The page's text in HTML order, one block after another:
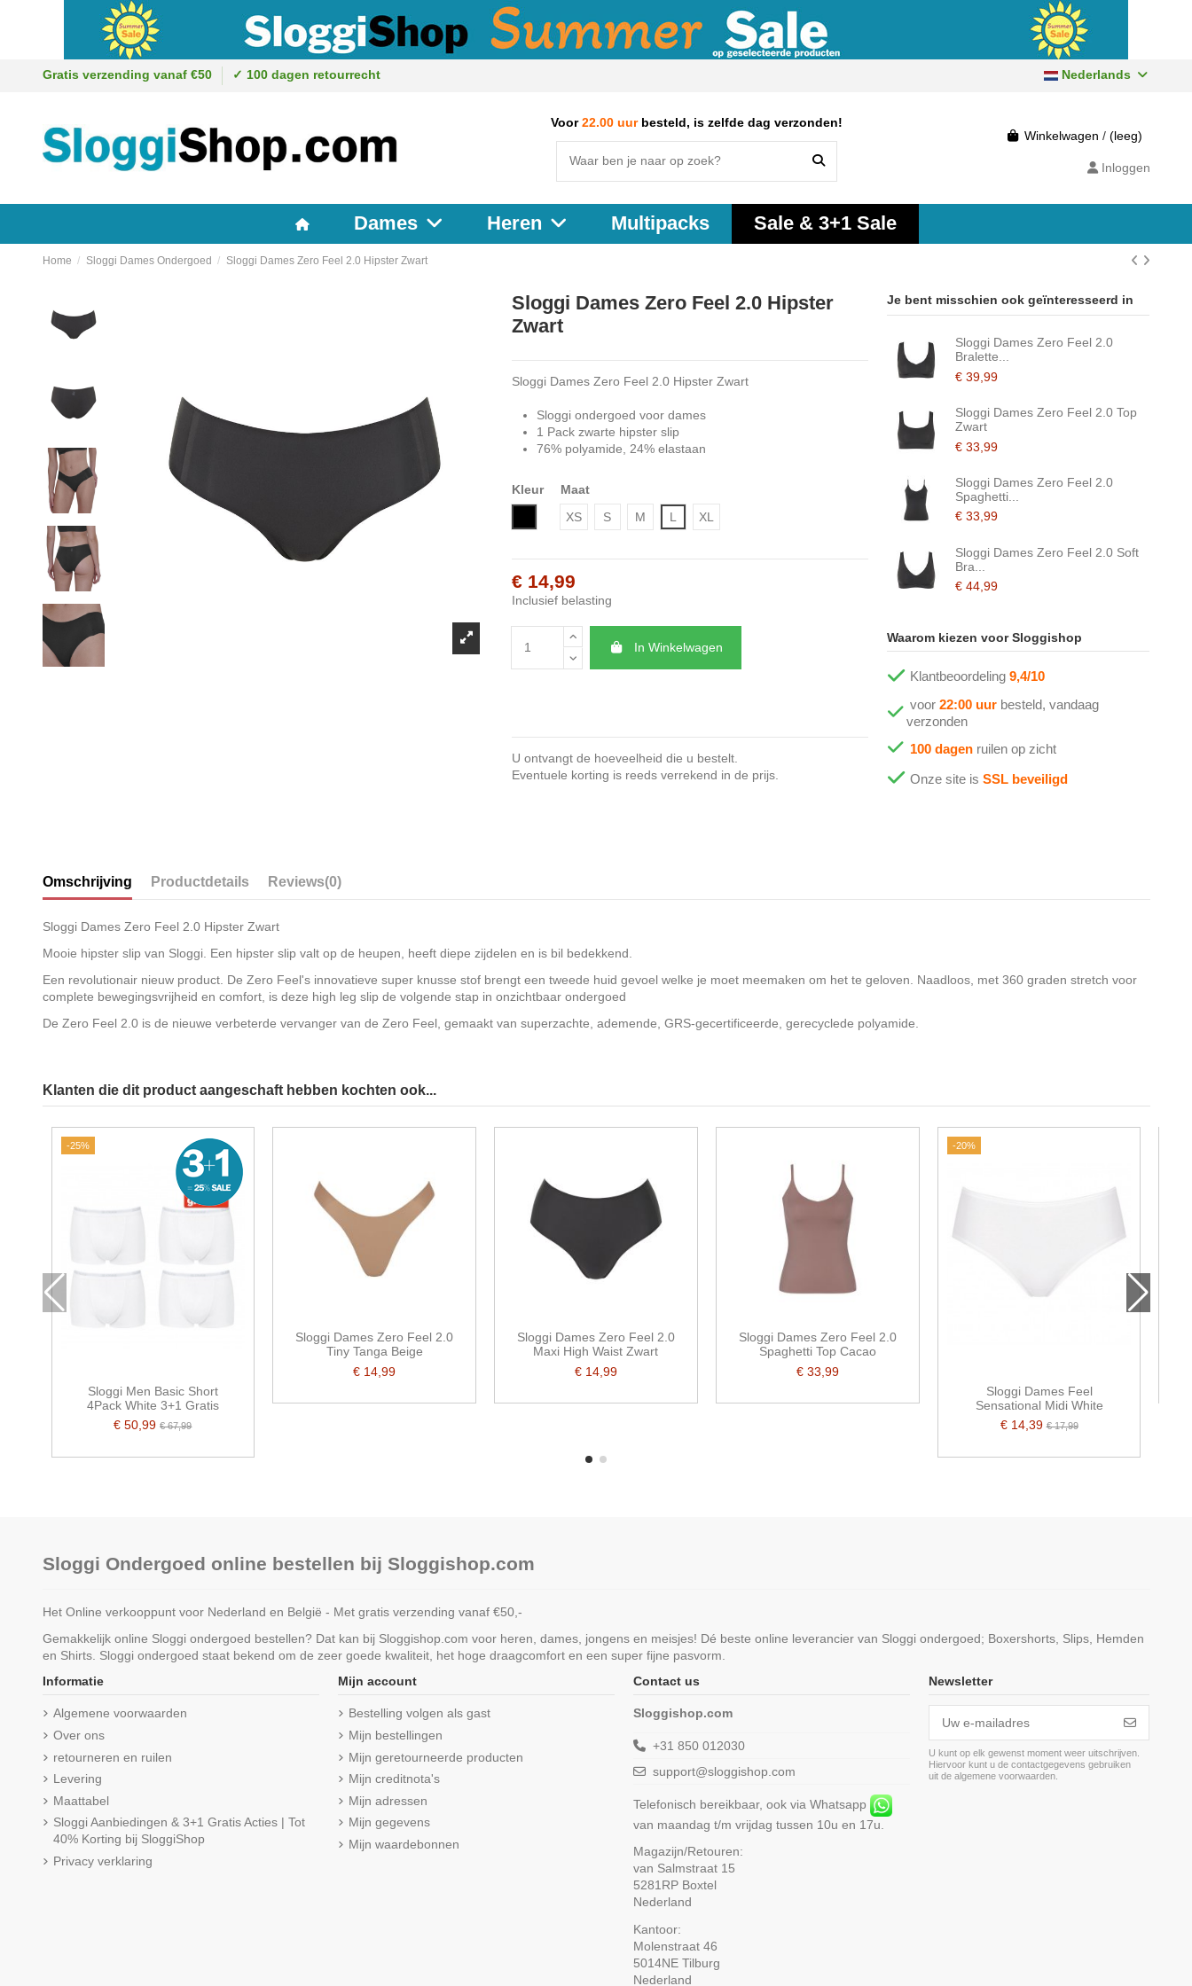
Gratis verzending vanaf €50 ✓ 100 dagen retourrecht Nederlands
Voor22.00 uur besteld, is zelfde dag verzonden!
Winkelwagen / (leeg)
Inloggen
Dames Heren Multipacks Sale & 3+1 Sale
Home Sloggi Dames Ondergoed Sloggi Dames Zero Feel 2.0 Hipster Zwart
Sloggi Dames Zero Feel 2.0 Hipster
Zwart
Sloggi Dames Zero Feel 2.0 Hipster Zwart
Sloggi ondergoed voor dames
1 Pack zwarte hipster slip
76% polyamide, 24% elastaan
Kleur
Maat
XS
S M L XL
€ 14,99
Inclusief belasting
In Winkelwagen
U ontvangt de hoeveelheid die u bestelt.
Eventuele korting is reeds verrekend in de prijs.
Je bent misschien ook geïnteresseerd in
Sloggi Dames Zero Feel 2.0
Bralette...
€ 39,99
Sloggi Dames Zero Feel 2.0 Top
Zwart
€ 33,99
Sloggi Dames Zero Feel 2.0
Spaghetti...
€ 33,99
Sloggi Dames Zero Feel 2.0 Soft
Bra...
€ 44,99
Waarom kiezen voor Sloggishop
Klantbeoordeling 9,4/10
voor 22:00 uurbesteld, vandaag
verzonden
100 dagenruilen op zicht
Onze site is SSL beveiligd
Omschrijving Productdetails Reviews(0)
Sloggi Dames Zero Feel 2.0 Hipster Zwart
Mooie hipster slip van Sloggi. Een hipster slip valt op de heupen, heeft diepe zijdelen en is bil bedekkend.
Een revolutionair nieuw product. De Zero Feel's innovatieve super knusse stof brengt een tweede huid gevoel welke je moet meemaken om het te geloven. Naadloos, met 360 graden stretch voor
complete bewegingsvrijheid en comfort, is deze high leg slip de volgende stap in onzichtbaar ondergoed
De Zero Feel 2.0 is de nieuwe verbeterde vervanger van de Zero Feel, gemaakt van superzachte, ademende, GRS-gecertificeerde, gerecyclede polyamide.
Klanten die dit product aangeschaft hebben kochten ook...
-25%
Sloggi Men Basic Short
4Pack White 3+1 Gratis
€ 50,99€ 67,99
Sloggi Dames Zero Feel 2.0
Tiny Tanga Beige
€ 14,99
Sloggi Dames Zero Feel 2.0
Maxi High Waist Zwart
€ 14,99
Sloggi Dames Zero Feel 2.0
Spaghetti Top Cacao
€ 33,99
-20%
Sloggi Dames Feel
Sensational Midi White
€ 14,39€ 17,99
Sloggi Ondergoed online bestellen bij Sloggishop.com
Het Online verkooppunt voor Nederland en België - Met gratis verzending vanaf €50,-
Gemakkelijk online Sloggi ondergoed bestellen? Dat kan bij Sloggishop.com voor heren, dames, jongens en meisjes! Dé beste online leverancier van Sloggi ondergoed; Boxershorts, Slips, Hemden
en Shirts. Sloggi ondergoed staat bekend om de zeer goede kwaliteit, het hoge draagcomfort en een super fijne pasvorm.
Informatie
Algemene voorwaarden
Over ons
retourneren en ruilen
Levering
Maattabel
Sloggi Aanbiedingen & 3+1 Gratis Acties | Tot
40% Korting bij SloggiShop
Privacy verklaring
Mijn account
Bestelling volgen als gast
Mijn bestellingen
Mijn geretourneerde producten
Mijn creditnota's
Mijn adressen
Mijn gegevens
Mijn waardebonnen
Contact us
Sloggishop.com
+31 850 012030
support@sloggishop.com
Telefonisch bereikbaar, ook via Whatsapp
van maandag t/m vrijdag tussen 10u en 17u.
Magazijn/Retouren:
van Salmstraat 15
5281RP Boxtel
Nederland
Kantoor:
Molenstraat 46
5014NE Tilburg
Nederland
Newsletter
U kunt op elk gewenst moment weer uitschrijven.
Hiervoor kunt u de contactgegevens gebruiken
uit de algemene voorwaarden.